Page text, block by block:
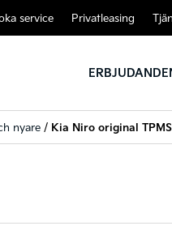
service Privatleasing
nyare / Kia Niro original